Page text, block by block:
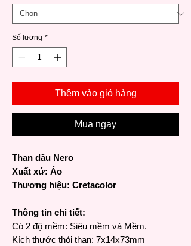
Số lượng *
Thêm vào giỏ hàng
Mua ngay
Than dầu Nero
Xuất xứ: Áo
Thương hiệu: Cretacolor
Thông tin chi tiết:
Có 2 độ mềm: Siêu mềm và Mềm.
Kích thước thỏi than: 7x14x73mm